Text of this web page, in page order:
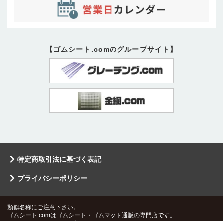
【ゴムシート.comのグループサイト】
特定商取引法に基づく表記
プライバシーポリシー
類似名称にご注意下さい。
ゴムシート.comはゴムシート・ゴムマット通販の専門店です。